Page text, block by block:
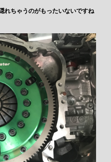
れちゃうのがもったいないですね